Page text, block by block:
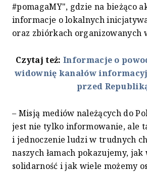
#pomagaMY", gdzie na bieżąco
informacje o lokalnych
oraz zbiórkach organizowanych
Czytaj też: Informacje o
widownię kanałów
przed
– Misją mediów należących do
jest nie tylko informowanie, ale
i jednoczenie ludzi w trudnych
naszych łamach pokazujemy, jak
solidarność i jak wiele możemy